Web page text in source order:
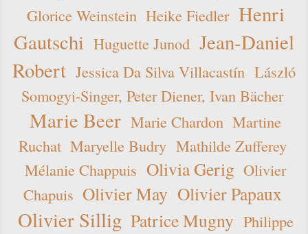
Glorice Weinstein Heike Fiedler Henri
Gautschi Huguette Junod Jean-Daniel
Robert Jessica Da Silva Villacastín László
Somogyi-Singer, Peter Diener, Ivan Bächer
Marie Beer Marie Chardon Martine
Ruchat Maryelle Budry Mathilde Zufferey
Mélanie Chappuis Olivia Gerig Olivier
Chapuis Olivier May Olivier Papaux
Olivier Sillig Patrice Mugny Philippe